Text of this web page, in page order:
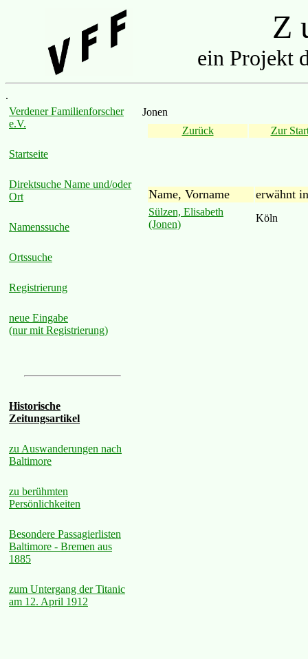
Z
ein Projekt
.
Verdener Familienforscher
e.V.
Startseite
Direktsuche Name und/oder
Ort
Namenssuche
Ortssuche
Registrierung
neue Eingabe
(nur mit Registrierung)
Historische
Zeitungsartikel
zu Auswanderungen nach
Baltimore
zu berühmten
Persönlichkeiten
Besondere Passagierlisten
Baltimore - Bremen aus
1885
zum Untergang der Titanic
am 12. April 1912
Jonen
Zurück
Zur
Name, Vorname erwähnt in
Sülzen, Elisabeth
(Jonen)
Köln